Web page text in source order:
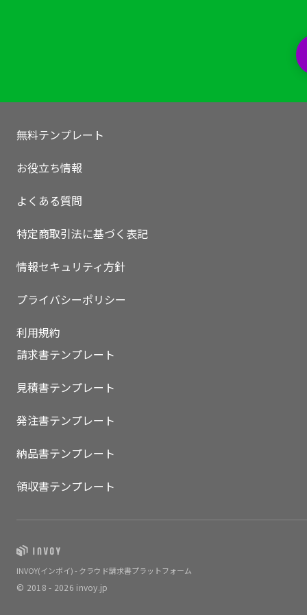
無料テンプレート
お役立ち情報
よくある質問
特定商取引法に基づく表記
情報セキュリティ方針
プライバシーポリシー
利用規約
請求書テンプレート
見積書テンプレート
発注書テンプレート
納品書テンプレート
領収書テンプレート
INVOY(インボイ) - クラウド請求書プラットフォーム
© 2018 - 2026 invoy.jp